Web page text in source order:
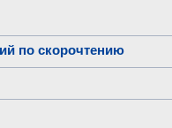
по скорочтению